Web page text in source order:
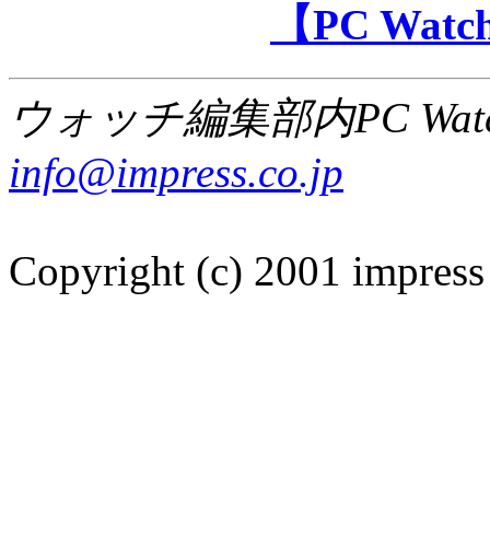
【PC
ウォッチ編集部内PC
info@impress.co.jp
Copyright (c) 2001